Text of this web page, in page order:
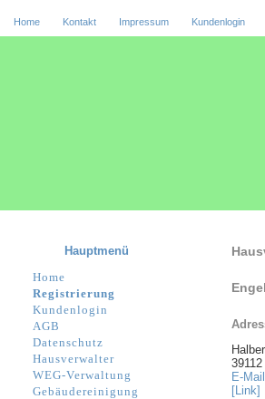
Home Kontakt Impressum Kundenlogin
E-Mail
[Link]
Hauptmenü
Home
Registrierung
Kundenlogin
AGB
Datenschutz
Hausverwalter
WEG-Verwaltung
Gebäudereinigung